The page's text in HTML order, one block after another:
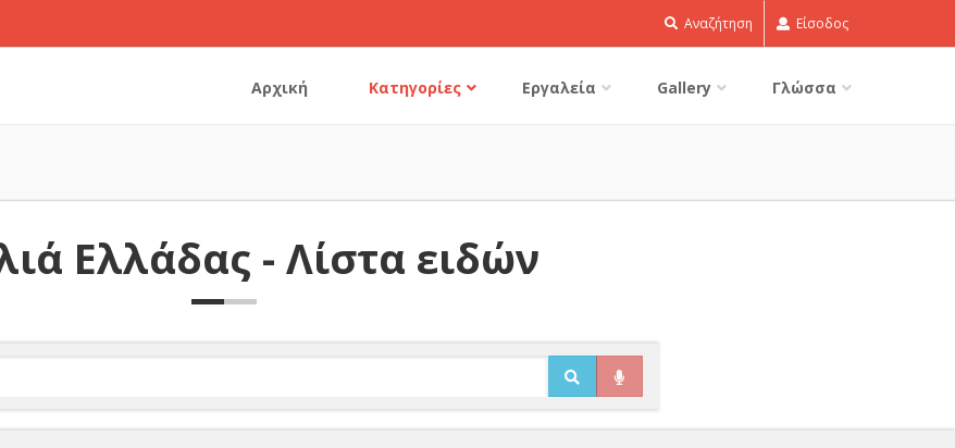
Αναζήτηση Είσοδος
Αρχική Κατηγορίες Εργαλεία Gallery Γλώσσα
Ελλάδας - Λίστα ειδών